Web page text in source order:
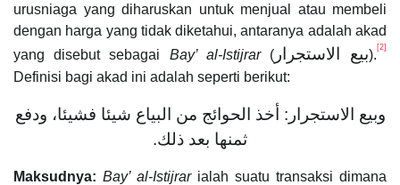
urusniaga yang diharuskan untuk menjual atau membeli
dengan harga yang tidak diketahui, antaranya adalah akad
yang disebut sebagai Bay’ al-Istijrar (بيع الاستجرار). [2]
Definisi bagi akad ini adalah seperti berikut:
وبيع الاستجرار: أخذ الحوائج من البياع شيئا فشيئا، ودفع
ثمنها بعد ذلك.
Maksudnya: Bay’ al-Istijrarialah suatu transaksi dimana